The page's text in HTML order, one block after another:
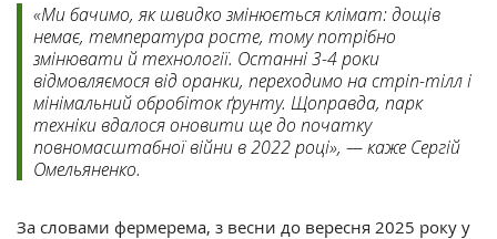
«Ми бачимо, як швидко змінюється клімат: дощів
немає, температура росте, тому потрібно
змінювати й технології. Останні 3-4 роки
відмовляємося від оранки, переходимо на стріп-тілл і
мінімальний обробіток ґрунту. Щоправда, парк
техніки вдалося оновити ще до початку
повномасштабної війни в 2022 році», — каже Сергій
Омельяненко.
За словами фермерема, з весни до вересня 2025 року у